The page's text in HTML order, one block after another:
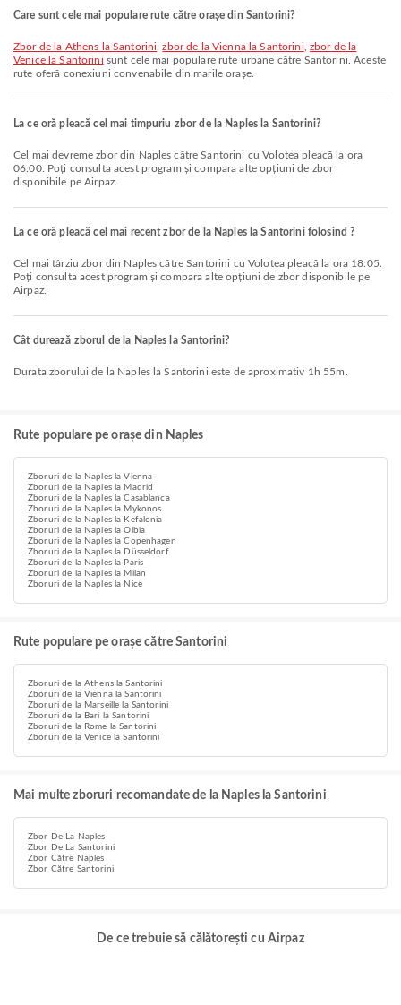
Care sunt cele mai populare rute către orașe din Santorini?
zbor de la Athens la Santorini ,zbor de la Vienna la Santorini zbor de la
Venice la Santorini sunt cele mai populare rute urbane către Santorini. Aceste
rute oferă conexiuni convenabile din marile orașe.
La ce oră pleacă cel mai timpuriu zbor de la Naples la Santorini?
Cel mai devreme zbor din Naples către Santorini cu Volotea pleacă la ora
06:00. Poți consulta acest program și compara alte opțiuni de zbor
disponibile pe Airpaz.
La ce oră pleacă cel mai recent zbor de la Naples la Santorini folosind ?
Cel mai târziu zbor din Naples către Santorini cu Volotea pleacă la ora 18:05.
Poți consulta acest program și compara alte opțiuni de zbor disponibile pe
Airpaz.
Cât durează zborul de la Naples la Santorini?
Durata zborului de la Naples la Santorini este de aproximativ 1h 55m.
Rute populare pe orașe din Naples
Zboruri de la Naples la Vienna
Zboruri de la Naples la Madrid
Zboruri de la Naples la Casablanca
Zboruri de la Naples la Mykonos
Zboruri de la Naples la Kefalonia
Zboruri de la Naples la Olbia
Zboruri de la Naples la Copenhagen
Zboruri de la Naples la Düsseldorf
Zboruri de la Naples la Paris
Zboruri de la Naples la Milan
Zboruri de la Naples la Nice
Rute populare pe orașe către Santorini
Zboruri de la Athens la Santorini
Zboruri de la Vienna la Santorini
Zboruri de la Marseille la Santorini
Zboruri de la Bari la Santorini
Zboruri de la Rome la Santorini
Zboruri de la Venice la Santorini
Mai multe zboruri recomandate de la Naples la Santorini
Zbor De La Naples
Zbor De La Santorini
Zbor Către Naples
Zbor Către Santorini
De ce trebuie să călătorești cu Airpaz